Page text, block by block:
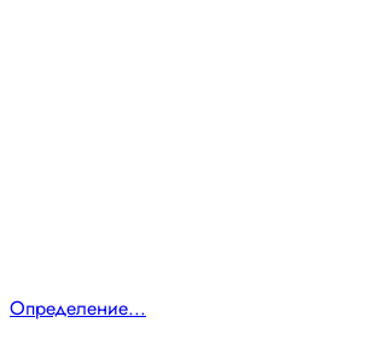
Определение...